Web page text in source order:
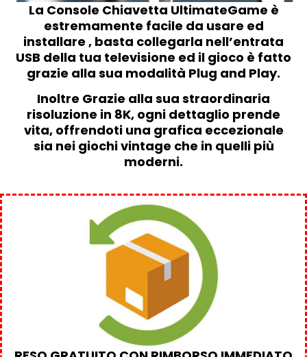
La Console Chiavetta UltimateGame è
estremamente facile da usare ed
installare , basta collegarla nell’entrata
USB della tua televisione ed il gioco è fatto
grazie alla sua modalità Plug and Play.
Inoltre Grazie alla sua straordinaria
risoluzione in 8K, ogni dettaglio prende
vita, offrendoti una grafica eccezionale
sia nei giochi vintage che in quelli più
moderni.